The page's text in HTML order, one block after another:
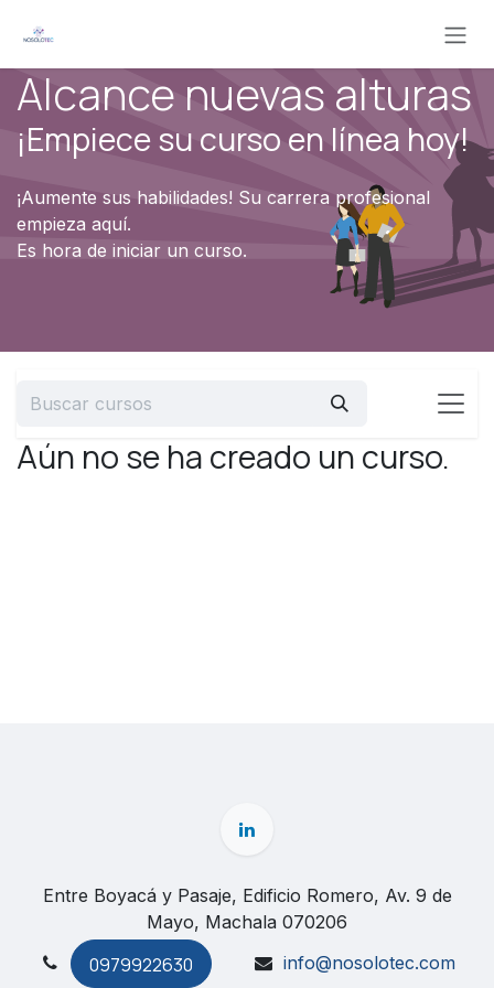
Alcance nuevas alturas
¡Empiece su curso en línea hoy!
¡Aumente sus habilidades! Su carrera profesional
empieza aquí.
Es hora de iniciar un curso.
Aún no se ha creado un curso.
Entre Boyacá y Pasaje, Edificio Romero, Av. 9 de
Mayo, Machala 070206
0979922630 info@nosolotec.com